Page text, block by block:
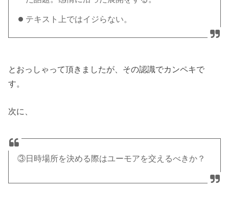
テキスト上ではイジらない。
とおっしゃって頂きましたが、その認識でカンペキで
す。
次に、
③日時場所を決める際はユーモアを交えるべきか？